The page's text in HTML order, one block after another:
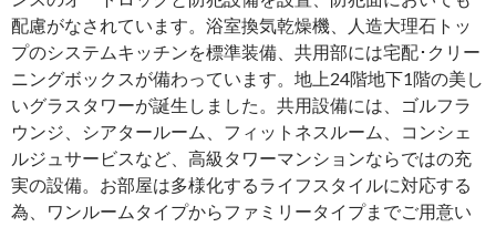
配慮がなされています。浴室換気乾燥機、人造大理石トッ
プのシステムキッチンを標準装備、共用部には宅配･クリー
ニングボックスが備わっています。地上24階地下1階の美し
いグラスタワーが誕生しました。共用設備には、ゴルフラ
ウンジ、シアタールーム、フィットネスルーム、コンシェ
ルジュサービスなど、高級タワーマンションならではの充
実の設備。お部屋は多様化するライフスタイルに対応する
為、ワンルームタイプからファミリータイプまでご用意い